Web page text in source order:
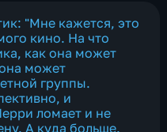
"Мне кажется, это
кино. На что
как она может
может
группы.
и
ломает и не
А куда больше.